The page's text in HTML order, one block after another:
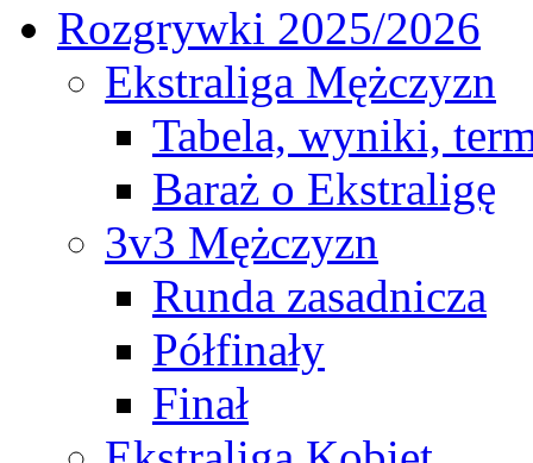
Rozgrywki 2025/2026
Ekstraliga Mężczyzn
Tabela, wyniki,
Baraż o Ekstraligę
3v3 Mężczyzn
Runda zasadnicza
Półfinały
Finał